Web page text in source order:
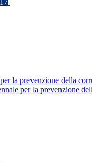
17
la prevenzione della
per la prevenzione